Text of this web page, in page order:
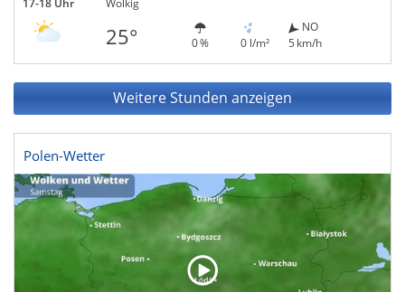
17-18 Uhr Wolkig
25° 0 % 0 l/m²
NO
5 km/h
Weitere Stunden anzeigen
Polen-Wetter